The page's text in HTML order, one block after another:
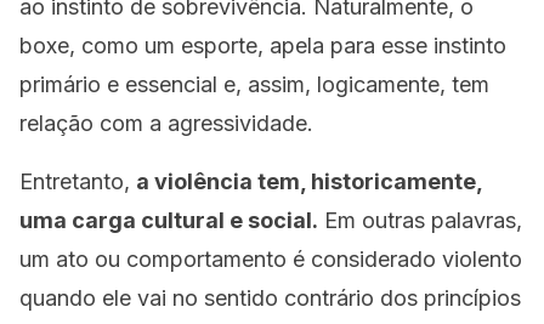
ao instinto de sobrevivência. Naturalmente, o
boxe, como um esporte, apela para esse instinto
primário e essencial e, assim, logicamente, tem
relação com a agressividade.
Entretanto, a violência tem, historicamente,
uma carga cultural e social. Em outras palavras,
um ato ou comportamento é considerado violento
quando ele vai no sentido contrário dos princípios